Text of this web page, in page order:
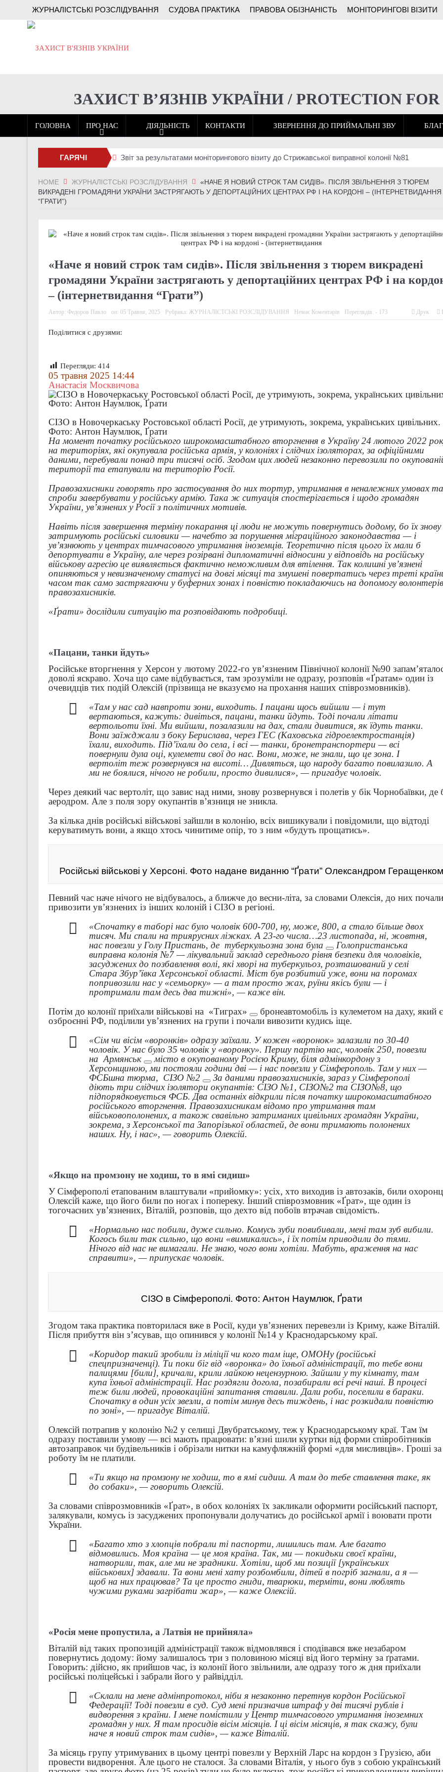
ЖУРНАЛІСТСЬКІ РОЗСЛІДУВАННЯ СУДОВА ПРАКТИКА ПРАВОВА ОБІЗНАНІСТЬ МОНІТОРИНГОВІ ВІЗИТИ
ЗАХИСТ В’ЯЗНІВ УКРАЇНИ / PROTECTION FOR
ГОЛОВНА ПРО НАС ДІЯЛЬНІСТЬ КОНТАКТИ ЗВЕРНЕННЯ ДО ПРИЙМАЛЬНІ ЗВУ
ГАРЯЧІ
НОВИНИ
Звіт за результатами моніторингового візиту до Стрижавської виправної колонії №81
Спец-УДЗ під час великої війни: як засуджені отримали право захищати Україну і які
Батальйон Alcatraz 93-ї бригади розширює підрозділ безпілотників на Донеччині
Звіт за результатами моніторингового візиту до Літинської виправної колонії №123
Чи може військо стати другим шансом? Що говорять колишні засуджені, командири та
Звіт за результатами моніторингового візиту до Вінницької виправної колонії №86
Звіт за результатами моніторингового візиту до Вінницької установи виконання покарань №1
HOME ЖУРНАЛІСТСЬКІ РОЗСЛІДУВАННЯ
«НАЧЕ Я НОВИЙ СТРОК ТАМ СИДІВ». ПІСЛЯ ЗВІЛЬНЕННЯ З ТЮРЕМ
ВИКРАДЕНІ ГРОМАДЯНИ УКРАЇНИ ЗАСТРЯГАЮТЬ У ДЕПОРТАЦІЙНИХ ЦЕНТРАХ РФ І НА КОРДОНІ – (ІНТЕРНЕТВИДАННЯ
“ГРАТИ”)
«Наче я новий строк там сидів». Після звільнення з тюрем викрадені
громадяни України застрягають у депортаційних центрах РФ і на
– (інтернетвидання “Грати”)
Автор: Федоров Павло on: 05 Травня, 2025 Рубрика: ЖУРНАЛІСТСЬКІ РОЗСЛІДУВАННЯ Немає Коментарів Переглядів: - 173 Друк
Поділитися с друзями:
Перегляди: 414
05 травня 2025 14:44
Анастасія Москвичова
СІЗО в Новочеркаську Ростовської області Росії, де утримують, зокрема, українських цивільних.
Фото: Антон Наумлюк, Ґрати
На момент початку російського широкомасштабного вторгнення в Україну 24 лютого 2022
на територіях, які окупувала російська армія, у колоніях і слідчих ізоляторах, за офіційними
даними, перебували понад три тисячі осіб. Згодом цих людей незаконно перевозили по
території та етапували на територію Росії.
Правозахисники говорять про застосування до них тортур, утримання в неналежних умовах та
спроби завербувати у російську армію. Така ж ситуація спостерігається і щодо громадян
України, ув’язнених у Росії з політичних мотивів.
Навіть після завершення терміну покарання ці люди не можуть повернутись додому, бо їх знову
затримують російські силовики — начебто за порушення міграційного законодавства — і
ув’язнюють у центрах тимчасового утримання іноземців. Теоретично після цього їх мали б
депортувати в Україну, але через розірвані дипломатичні відносини у відповідь на російську
військову агресію це виявляється фактично неможливим для втілення. Так колишні ув’язнені
опиняються у невизначеному статусі на довгі місяці та змушені повертатись через треті
часом так само застрягаючи у буферних зонах і повністю покладаючись на допомогу волонтерів
правозахисників.
«Ґрати» дослідили ситуацію та розповідають подробиці.
«Пацани, танки йдуть»
Російське вторгнення у Херсон у лютому 2022-го ув’язненим Північної колонії №90
доволі яскраво. Хоча що саме відбувається, там зрозуміли не одразу, розповів «Ґратам» один із
очевидців тих подій Олексій (прізвища не вказуємо на прохання наших співрозмовників).
«Там у нас сад навпроти зони, виходить. І пацани щось вийшли — і тут
вертаються, кажуть: дивіться, пацани, танки йдуть. Тоді почали літати
вертольоти їхні. Ми вийшли, позалазили на дах, стали дивитися, як їдуть танки.
Вони заїжджали з боку Берислава, через ГЕС (Каховська гідроелектростанція)
їхали, виходить. Під’їхали до села, і всі — танки, бронетранспортери — всі
повернули дула оці, кулемети свої до нас. Вони, може, не знали, що це зона. І
вертоліт теж розвернувся на висоті… Дивляться, що народу багато повилазило. А
ми не боялися, нічого не робили, просто дивилися», — пригадує чоловік.
Через деякий час вертоліт, що завис над ними, знову розвернувся і полетів у бік Чорнобаївки, де
аеродром. Але з поля зору окупантів в’язниця не зникла.
За кілька днів російські військові зайшли в колонію, всіх вишикували і повідомили, що відтоді
керуватимуть вони, а якщо хтось чинитиме опір, то з ним «будуть прощатись».
Російські військові у Херсоні. Фото надане виданню “Ґрати” Олександром Геращенком
Певний час наче нічого не відбувалось, а ближче до весни-літа, за словами Олексія, до них почали
привозити ув’язнених із інших колоній і СІЗО в регіоні.
«Спочатку в таборі нас було чоловік 600-700, ну, може, 800, а стало більше двох
тисяч. Ми спали на триярусних ліжках. А 23-го числа…23 листопада, ні, жовтня,
нас повезли у Голу Пристань, де туберкульозна зона була
Голопристанська
виправна колонія №7 — лікувальний заклад середнього рівня безпеки для чоловіків,
засуджених до позбавлення волі, які хворі на туберкульоз, розташований у селі
Стара Збур’ївка Херсонської області. Міст був розбитий уже, вони на поромах
попривозили нас у «семьорку» — а там просто жах, руїни якісь були — і
протримали там десь два тижні», — каже він.
Потім до колонії приїхали військові на «Тиграх»
бронеавтомобіль із кулеметом на даху, який
озброєнні РФ, поділили ув’язнених на групи і почали вивозити кудись іще.
«Сім чи вісім «воронків» одразу заїхали. У кожен «воронок» залазили по 30-40
чоловік. У нас було 35 чоловік у «воронку». Першу партію нас, чоловік 250, повезли
наАрмянськ
місто в окупованому Росією Криму, біля адмінкордону з
Херсонщиною, ми постояли години дві — і нас повезли у Сімферополь. Там у них —
ФСБшна тюрма, СІЗО №2
За даними правозахисників, зараз у Сімферополі
діють три слідчих ізолятори окупантів: СІЗО №1, СІЗО№2 та СІЗО№8, що
підпорядковується ФСБ. Два останніх відкрили після початку широкомасштабного
російського вторгнення. Правозахисникам відомо про утримання там
військовополонених, а також свавільно затриманих цивільних громадян України,
зокрема, з Херсонської та Запорізької областей, де вони тримають полонених
наших. Ну, і нас», — говорить Олексій.
«Якщо на промзону не ходиш, то в ямі сидиш»
У Сімферополі етапованим влаштували «прийомку»: усіх, хто виходив із автозаків, били
Олексій каже, що його били по ногах і попереку. Інший співрозмовник «Ґрат», ще один із
тогочасних ув’язнених, Віталій, розповів, що дехто від побоїв втрачав свідомість.
«Нормально нас побили, дуже сильно. Комусь зуби повибивали, мені там зуб вибили.
Когось били так сильно, що вони «вимикались», і їх потім приводили до тями.
Нічого від нас не вимагали. Не знаю, чого вони хотіли. Мабуть, враження на нас
справити», — припускає чоловік.
СІЗО в Сімферополі. Фото: Антон Наумлюк, Ґрати
Згодом така практика повторилася вже в Росії, куди ув’язнених перевезли із Криму, каже Віталій.
Після прибуття він з’ясував, що опинився у колонії №14 у Краснодарському краї.
«Коридор такий зробили із міліції чи кого там іще, ОМОНу (російські
спецпризначенці). Ти поки біг від «воронка» до їхньої адміністрації, то тебе вони
палицями [били], кричали, крили лайкою нецензурною. Зайшли у ту кімнату, там
купа їхньої адміністрації. Нас роздягли догола, позабирали всі речі наші. В процесі
теж били людей, провокаційні запитання ставили. Дали роби, поселили в бараки.
Спочатку в один усіх звезли, а потім минув десь тиждень, і нас розкидали повністю
по зоні», — пригадує Віталій.
Олексій потрапив у колонію №2 у селищі Двубратському, теж у Краснодарському краї. Там їм
одразу поставили умову — всі мають працювати: в’язні шили куртки від форми співробітників
автозаправок чи будівельників і обрізали нитки на камуфляжній формі «для мисливців». Гроші за
роботу їм не платили.
«Ти якщо на промзону не ходиш, то в ямі сидиш. А там до тебе ставлення таке, як
до собаки», — говорить Олексій.
За словами співрозмовників «Ґрат», в обох колоніях їх закликали оформити російський паспорт,
залякували, комусь із засуджених пропонували долучатись до російської армії і воювати проти
України.
«Багато хто з хлопців побрали ті паспорти, лишились там. Але багато
відмовились. Моя країна — це моя країна. Так, ми — покидьки своєї країни,
натворили, так, але ми не зрадники. Хотіли, щоб ми позиції [українських
військових] здавали. Та вони мені хату розбомбили, дітей в погріб загнали, а я —
щоб на них працював? Та це просто гниди, тварюки, терміти, вони люблять
чужими руками загрібати жар», — каже Олексій.
«Росія мене пропустила, а Латвія не прийняла»
Віталій від таких пропозицій адміністрації також відмовлявся і сподівався вже незабаром
повернутись додому: йому залишалось три з половиною місяці від його терміну за ґратами.
Говорить: дійсно, як прийшов час, із колонії його звільнили, але одразу того ж дня приїхали
російські поліцейські і забрали його у райвідділ.
«Склали на мене адмінпротокол, ніби я незаконно перетнув кордон Російської
Федерації! Тоді повезли в суд. Суд мені призначив штраф у дві тисячі рублів і
видворення з країни. І мене помістили у Центр тимчасового утримання іноземних
громадян у них. Я там просидів вісім місяців. І ці вісім місяців, я так скажу, були
наче я новий строк там сидів», — каже Віталій.
За місяць групу утримуваних в цьому центрі повезли у Верхній Ларс на кордон з Грузією, аби
провести видворення. Але цього не сталося. За словами Віталія, у нього був з собою український